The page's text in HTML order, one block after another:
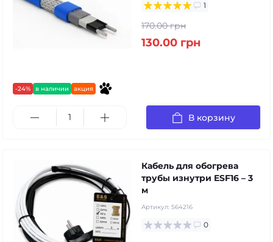
-24% в наличии акция
1
170.00 грн
130.00 грн
В корзину
Кабель для обогрева
трубы изнутри ESF16 – 3
м
Артикул: 564216
0